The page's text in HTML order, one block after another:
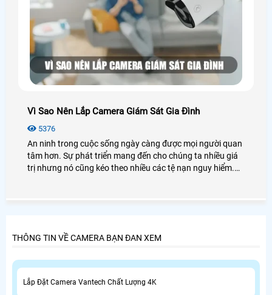
Vì Sao Nên Lắp Camera Giám Sát Gia Đình
5376
An ninh trong cuộc sống ngày càng được mọi người quan
tâm hơn. Sự phát triển mang đến cho chúng ta nhiều giá
trị nhưng nó cũng kéo theo nhiều các tệ nạn nguy hiểm.
THÔNG TIN VỀ CAMERA BẠN ĐAN XEM
Lắp Đặt Camera Vantech Chất Lượng 4K